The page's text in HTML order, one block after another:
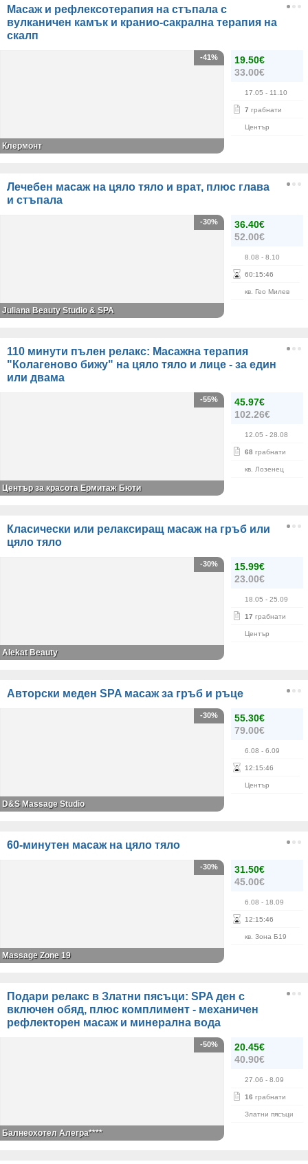
Масаж и рефлексотерапия на стъпала с
вулканичен камък и кранио-сакрална терапия на
скалп
19.50€
33.00€
17.05 - 11.10
7 грабнати
Център
-41%
Клермонт
Лечебен масаж на цяло тяло и врат, плюс глава
и стъпала
36.40€
52.00€
8.08 - 8.10
60:15:45
кв. Гео Милев
-30%
Juliana Beauty Studio & SPA
110 минути пълен релакс: Масажна терапия
"Колагеново бижу" на цяло тяло и лице - за един
или двама
45.97€
102.26€
12.05 - 28.08
68 грабнати
кв. Лозенец
-55%
Център за красота Ермитаж Бюти
Класически или релаксиращ масаж на гръб или
цяло тяло
15.99€
23.00€
18.05 - 25.09
17 грабнати
Център
-30%
Alekat Beauty
Авторски меден SPA масаж за гръб и ръце
55.30€
79.00€
6.08 - 6.09
12:15:45
Център
-30%
D&S Massage Studio
60-минутен масаж на цяло тяло
31.50€
45.00€
6.08 - 18.09
12:15:45
кв. Зона Б19
-30%
Massage Zone 19
Подари релакс в Златни пясъци: SPA ден с
включен обяд, плюс комплимент - механичен
рефлекторен масаж и минерална вода
20.45€
40.90€
27.06 - 8.09
16 грабнати
Златни пясъци
-50%
Балнеохотел Алегра****